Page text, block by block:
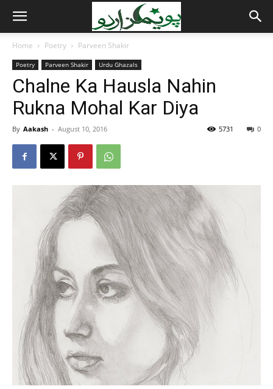
Home Poetry Parveen Shakir
Poetry Parveen Shakir Urdu Ghazals
Chalne Ka Hausla Nahin
Rukna Mohal Kar Diya
By Aakash - August 10, 2016 0
5731